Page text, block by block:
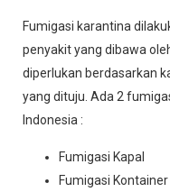
Fumigasi karantina
penyakit yang dibawa
diperlukan berdasarkan
yang dituju. Ada 2
Indonesia :
Fumigasi Kapal
Fumigasi Kontainer